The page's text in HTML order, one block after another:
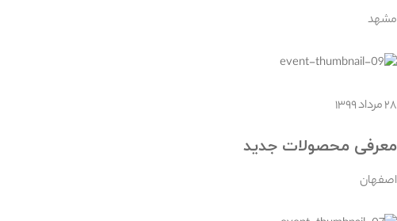
مشهد
۲۸ مرداد ۱۳۹۹
معرفی محصولات جدید
اصفهان